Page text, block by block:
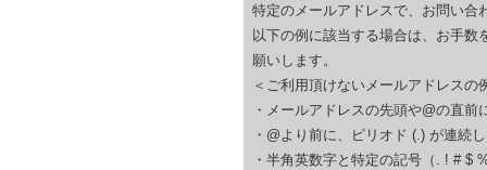
特定のメールアドレスで、お問い合
以下の例に該当する場合は、お手
願いします。
＜ご利用頂けないメールアドレスの
・メールアドレスの先頭や@の直
・@より前に、ピリオド (.) が連続
・半角英数字と特定の記号（. ! # $